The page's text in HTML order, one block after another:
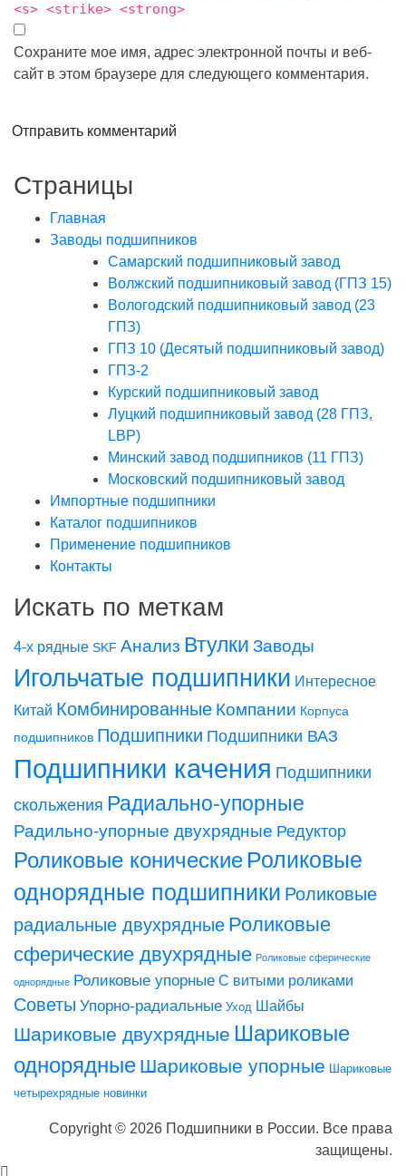
<s> <strike> <strong>
Сохраните мое имя, адрес электронной почты и веб-
сайт в этом браузере для следующего комментария.
Отправить комментарий
Страницы
Главная
Заводы подшипников
Cамарский подшипниковый завод
Волжский подшипниковый завод (ГПЗ 15)
Вологодский подшипниковый завод (23
ГПЗ)
ГПЗ 10 (Десятый подшипниковый завод)
ГПЗ-2
Курский подшипниковый завод
Луцкий подшипниковый завод (28 ГПЗ,
LBP)
Минский завод подшипников (11 ГПЗ)
Московский подшипниковый завод
Импортные подшипники
Каталог подшипников
Применение подшипников
Контакты
Искать по меткам
4-х рядные SKF Анализ Втулки Заводы
Игольчатые подшипники Интересное
Китай Комбинированные Компании Корпуса
подшипников Подшипники Подшипники ВАЗ
Подшипники качения Подшипники
скольжения Радиально-упорные
Радильно-упорные двухрядные Редуктор
Роликовые конические Роликовые
однорядные подшипники Роликовые
радиальные двухрядные Роликовые
сферические двухрядные Роликовые сферические
однорядные Роликовые упорные С витыми роликами
Советы Упорно-радиальные Уход Шайбы
Шариковые двухрядные Шариковые
однорядные Шариковые упорные Шариковые
четырехрядные новинки
Copyright © 2026 Подшипники в России. Все права
защищены.